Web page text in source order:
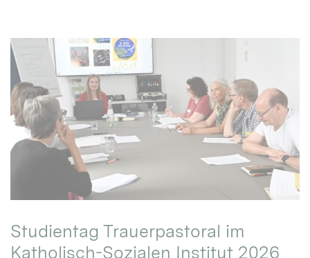
Studientag Trauerpastoral im
Katholisch-Sozialen Institut 2026